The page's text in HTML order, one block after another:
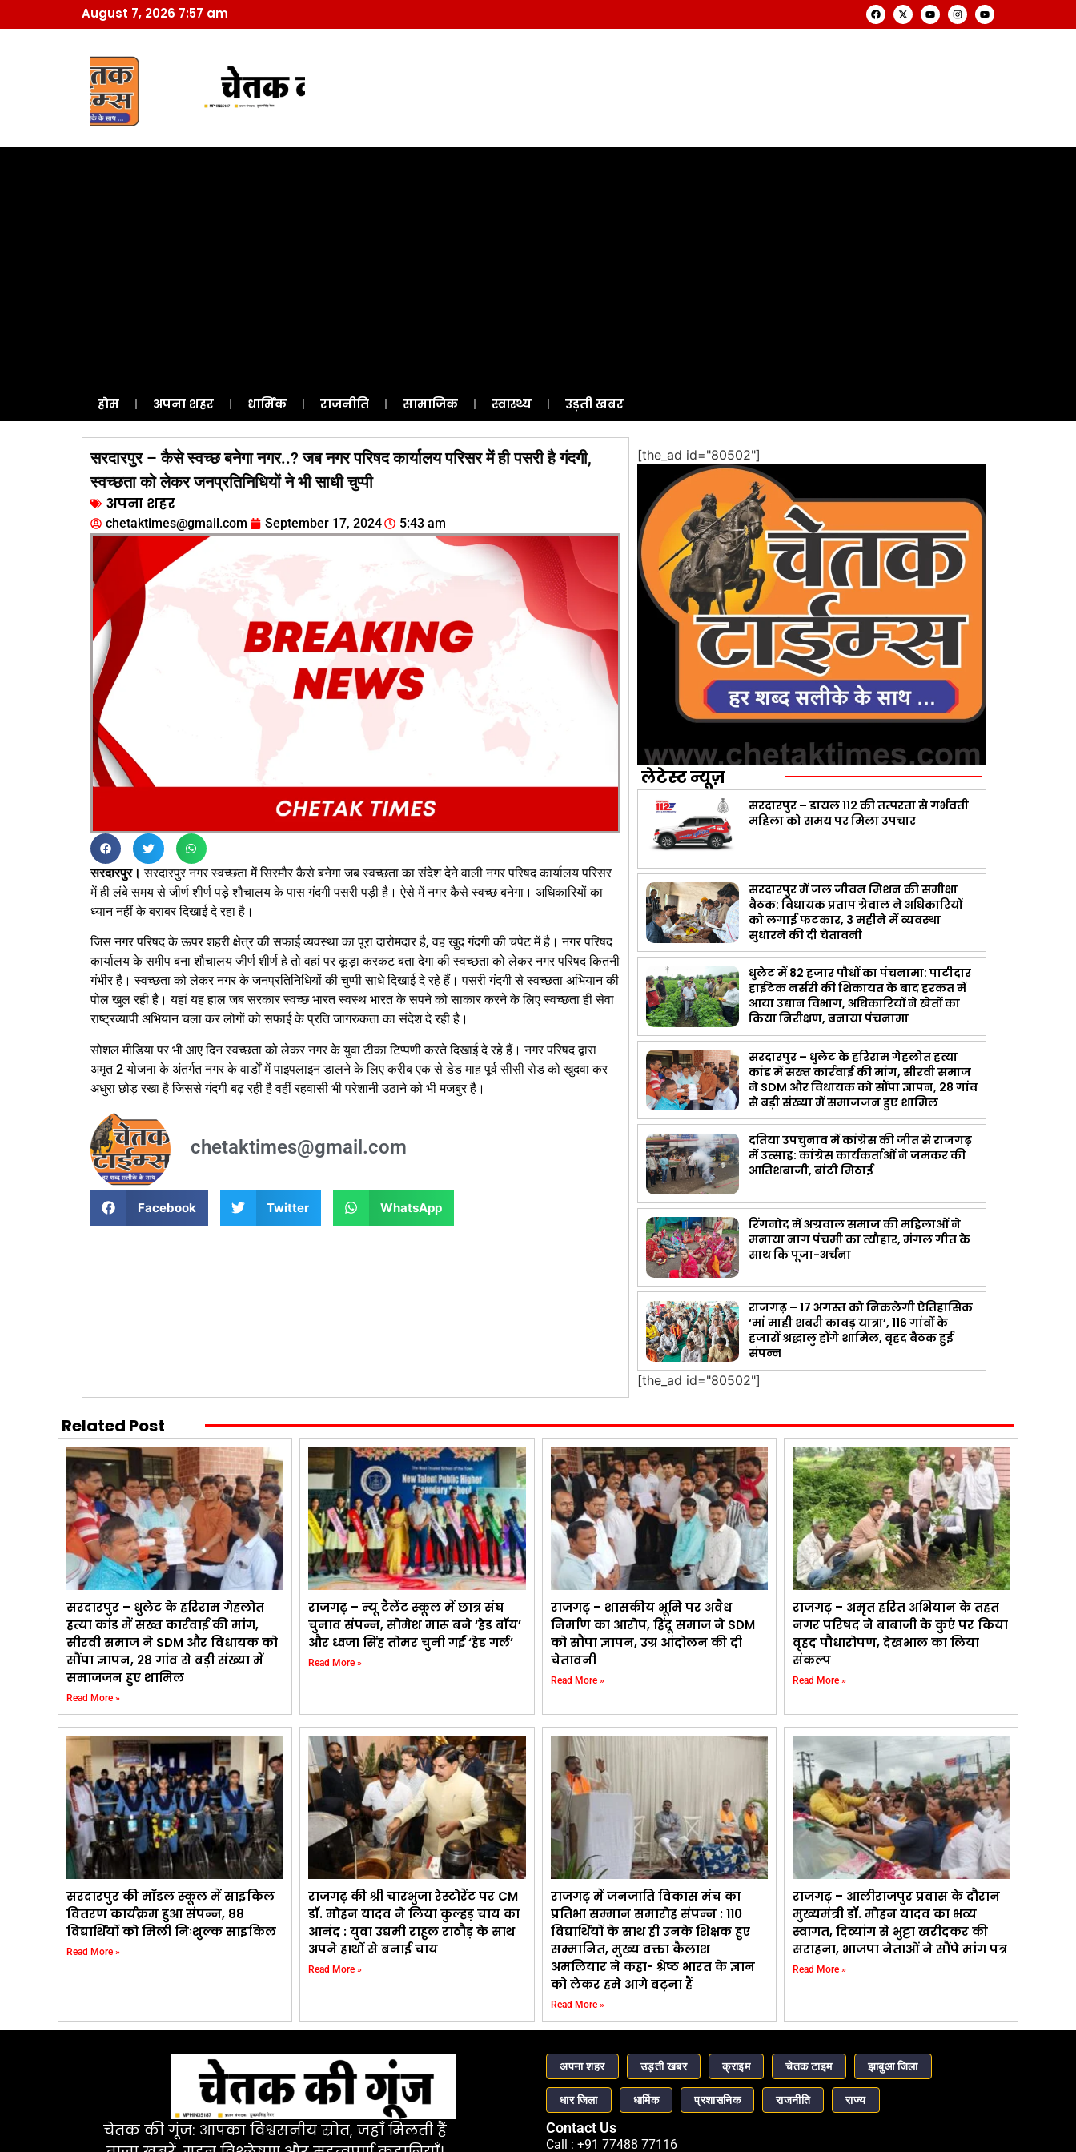
August 7, 2026 7:57 am
होम अपना शहर धार्मिक राजनीति सामाजिक स्वास्थ्य उड़ती खबर
सरदारपुर – कैसे स्वच्छ बनेगा नगर..? जब नगर परिषद कार्यालय परिसर में ही पसरी है गंदगी,
स्वच्छता को लेकर जनप्रतिनिधियों ने भी साधी चुप्पी
अपना शहर
chetaktimes@gmail.com September 17, 2024 5:43 am
सरदारपुर।सरदारपुर नगर स्वच्छता में सिरमौर कैसे बनेगा जब स्वच्छता का संदेश देने वाली नगर परिषद कार्यालय परिसर
में ही लंबे समय से जीर्ण शीर्ण पड़े शौचालय के पास गंदगी पसरी पड़ी है। ऐसे में नगर कैसे स्वच्छ बनेगा। अधिकारियों का
ध्यान नहीं के बराबर दिखाई दे रहा है।
जिस नगर परिषद के ऊपर शहरी क्षेत्र की सफाई व्यवस्था का पूरा दारोमदार है, वह खुद गंदगी की चपेट में है। नगर परिषद
कार्यालय के समीप बना शौचालय जीर्ण शीर्ण हे तो वहां पर कूड़ा करकट बता देगा की स्वच्छता को लेकर नगर परिषद कितनी
गंभीर है। स्वच्छता को लेकर नगर के जनप्रतिनिधियों की चुप्पी साधे दिखाई दे रहे हैं। पसरी गंदगी से स्वच्छता अभियान की
पोल खुल रही है। यहां यह हाल जब सरकार स्वच्छ भारत स्वस्थ भारत के सपने को साकार करने के लिए स्वच्छता ही सेवा
राष्ट्रव्यापी अभियान चला कर लोगों को सफाई के प्रति जागरुकता का संदेश दे रही है।
सोशल मीडिया पर भी आए दिन स्वच्छता को लेकर नगर के युवा टीका टिप्पणी करते दिखाई दे रहे हैं। नगर परिषद द्वारा
अमृत 2 योजना के अंतर्गत नगर के वार्डों में पाइपलाइन डालने के लिए करीब एक से डेड माह पूर्व सीसी रोड को खुदवा कर
अधुरा छोड़ रखा है जिससे गंदगी बढ़ रही है वहीं रहवासी भी परेशानी उठाने को भी मजबुर है।
chetaktimes@gmail.com
Facebook Twitter WhatsApp
[the_ad id="80502"]
लेटेस्ट न्यूज़
सरदारपुर – डायल 112 की तत्परता से गर्भवती
महिला को समय पर मिला उपचार
सरदारपुर में जल जीवन मिशन की समीक्षा
बैठक: विधायक प्रताप ग्रेवाल ने अधिकारियों
को लगाई फटकार, 3 महीने में व्यवस्था
सुधारने की दी चेतावनी
धुलेट में 82 हजार पौधों का पंचनामा: पाटीदार
हाईटेक नर्सरी की शिकायत के बाद हरकत में
आया उद्यान विभाग, अधिकारियों ने खेतों का
किया निरीक्षण, बनाया पंचनामा
सरदारपुर – धुलेट के हरिराम गेहलोत हत्या
कांड में सख्त कार्रवाई की मांग, सीरवी समाज
ने SDM और विधायक को सौंपा ज्ञापन, 28 गांव
से बड़ी संख्या में समाजजन हुए शामिल
दतिया उपचुनाव में कांग्रेस की जीत से राजगढ़
में उत्साह: कांग्रेस कार्यकर्ताओं ने जमकर की
आतिशबाजी, बांटी मिठाई
रिंगनोद में अग्रवाल समाज की महिलाओं ने
मनाया नाग पंचमी का त्यौहार, मंगल गीत के
साथ कि पूजा-अर्चना
राजगढ़ – 17 अगस्त को निकलेगी ऐतिहासिक
‘मां माही शबरी कावड़ यात्रा’, 116 गांवों के
हजारों श्रद्धालु होंगे शामिल, वृहद बैठक हुई
संपन्न
[the_ad id="80502"]
Related Post
सरदारपुर – धुलेट के हरिराम गेहलोत
हत्या कांड में सख्त कार्रवाई की मांग,
सीरवी समाज ने SDM और विधायक को
सौंपा ज्ञापन, 28 गांव से बड़ी संख्या में
समाजजन हुए शामिल
Read More »
राजगढ़ – न्यू टैलेंट स्कूल में छात्र संघ
चुनाव संपन्न, सोमेश मारू बने ‘हेड बॉय’
और ध्वजा सिंह तोमर चुनी गईं ‘हेड गर्ल’
Read More »
राजगढ़ – शासकीय भूमि पर अवैध
निर्माण का आरोप, हिंदू समाज ने SDM
को सौंपा ज्ञापन, उग्र आंदोलन की दी
चेतावनी
Read More »
राजगढ़ – अमृत हरित अभियान के तहत
नगर परिषद ने बाबाजी के कुएं पर किया
वृहद पौधारोपण, देखभाल का लिया
संकल्प
Read More »
सरदारपुर की मॉडल स्कूल में साइकिल
वितरण कार्यक्रम हुआ संपन्न, 88
विद्यार्थियों को मिली निःशुल्क साइकिल
Read More »
राजगढ़ की श्री चारभुजा रेस्टोरेंट पर CM
डॉ. मोहन यादव ने लिया कुल्हड़ चाय का
आनंद : युवा उद्यमी राहुल राठौड़ के साथ
अपने हाथों से बनाई चाय
Read More »
राजगढ़ में जनजाति विकास मंच का
प्रतिभा सम्मान समारोह संपन्न : 110
विद्यार्थियों के साथ ही उनके शिक्षक हुए
सम्मानित, मुख्य वक्ता कैलाश
अमलियार ने कहा- श्रेष्ठ भारत के ज्ञान
को लेकर हमे आगे बढ़ना हैं
Read More »
राजगढ़ – आलीराजपुर प्रवास के दौरान
मुख्यमंत्री डॉ. मोहन यादव का भव्य
स्वागत, दिव्यांग से भुट्टा खरीदकर की
सराहना, भाजपा नेताओं ने सौंपे मांग पत्र
Read More »
चेतक की गूंज: आपका विश्वसनीय स्रोत, जहाँ मिलती हैं
अपना शहर उड़ती खबर क्राइम चेतक टाइम झाबुआ जिला
धार जिला धार्मिक प्रशासनिक राजनीति राज्य
Contact Us
Call : +91 77488 77116